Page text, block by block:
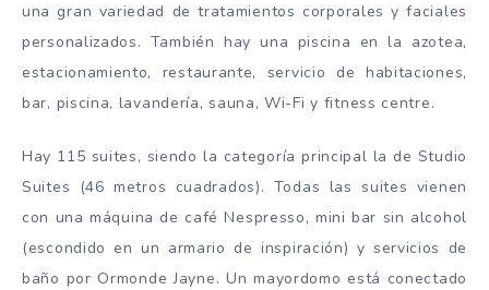
una gran variedad de tratamientos corporales y faciales
personalizados. También hay una piscina en la azotea,
estacionamiento, restaurante, servicio de habitaciones,
bar, piscina, lavandería, sauna, Wi-Fi y fitness centre.
Hay 115 suites, siendo la categoría principal la de Studio
Suites (46 metros cuadrados). Todas las suites vienen
con una máquina de café Nespresso, mini bar sin alcohol
(escondido en un armario de inspiración) y servicios de
baño por Ormonde Jayne. Un mayordomo está conectado